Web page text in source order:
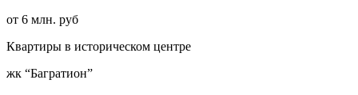
от 6 млн. руб
Квартиры в историческом центре
жк “Багратион”